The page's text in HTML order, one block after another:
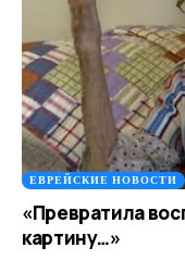
ЕВРЕЙСКИЕ НОВОСТИ
«Превратила
картину…»